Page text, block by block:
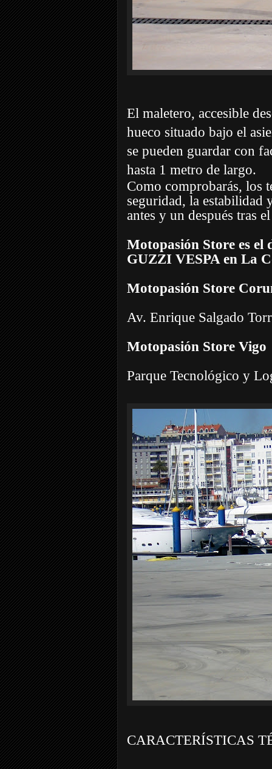
El maletero, accesible
hueco situado bajo el
se pueden guardar con
hasta 1 metro de largo.
Como comprobarás, los
seguridad, la estabilidad
antes y un después tras
Motopasión Store es
GUZZI VESPA en La
Motopasión Store
Av. Enrique Salgado
Motopasión Store Vigo
Parque Tecnológico y
CARACTERÍSTICAS